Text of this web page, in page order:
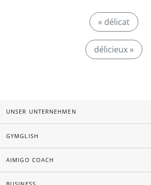
« délicat
délicieux »
UNSER UNTERNEHMEN
GYMGLISH
AIMIGO COACH